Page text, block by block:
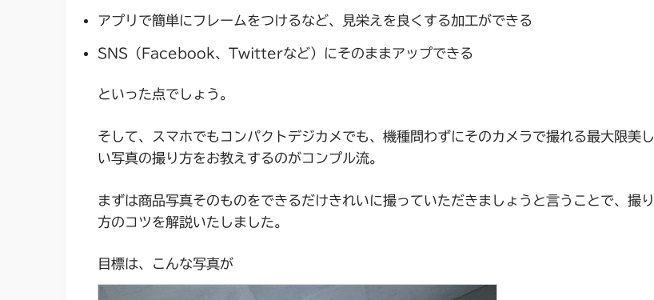
アプリで簡単にフレームをつけるなど、見栄えを良くする加工ができる
SNS（Facebook、Twitterなど）にそのままアップできる
といった点でしょう。
そして、スマホでもコンパクトデジカメでも、機種問わずにそのカメラで撮れる最大限美し
い写真の撮り方をお教えするのがコンプル流。
まずは商品写真そのものをできるだけきれいに撮っていただきましょうと言うことで、撮り
方のコツを解説いたしました。
目標は、こんな写真が